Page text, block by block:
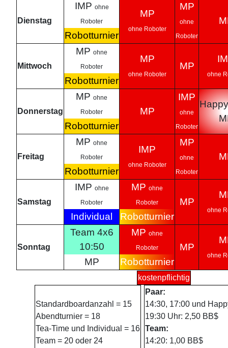
Dienstag
IMP ohne
Roboter
MP
ohne Roboter
MP
ohne
Roboter
Robotturnier
Mittwoch
MP ohne
Roboter
MP
ohne Roboter
MP
ohne
Robotturnier
Donnerstag
MP ohne
Roboter MP
IMP
ohne
Roboter
Robotturnier
Freitag
MP ohne
Roboter
IMP
ohne Roboter
MP
ohne
Roboter
Robotturnier
Samstag
IMP ohne
Roboter
MP ohne
Roboter MP
ohne
Individual Robotturnier
Sonntag
Team 4x6
10:50
MP ohne
Roboter MP
ohne
MP Robotturnier
kostenpflichtig
Standardboardanzahl = 15
Abendturnier = 18
Tea-Time und Individual = 16
Team = 20 oder 24
Paar:
14:30, 17:00 und
19:30 Uhr: 2,50 BB$
Team:
14:20: 1,00 BB$